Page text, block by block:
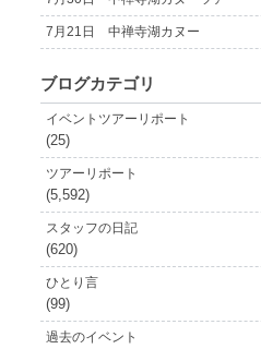
7月21日 中禅寺湖カヌー
ブログカテゴリ
イベントツアーリポート
(25)
ツアーリポート
(5,592)
スタッフの日記
(620)
ひとり言
(99)
過去のイベント